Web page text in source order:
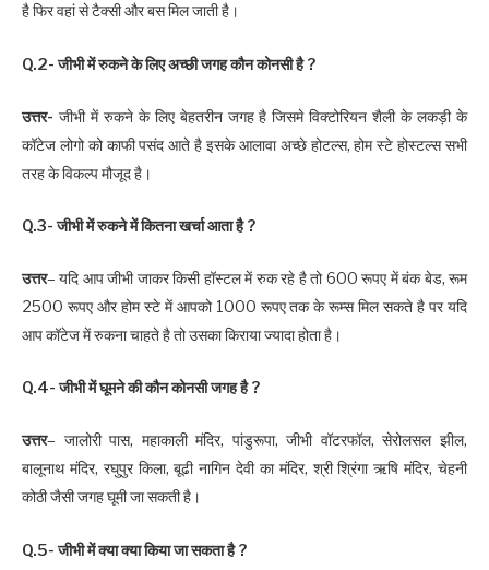
है फिर वहां से टैक्सी और बस मिल जाती है।
Q.2- जीभी में रुकने के लिए अच्छी जगह कौन कोनसी है ?
उत्तर- जीभी में रुकने के लिए बेहतरीन जगह है जिसमे विक्टोरियन शैली के लकड़ी के
कॉटेज लोगो को काफी पसंद आते है इसके आलावा अच्छे होटल्स, होम स्टे होस्टल्स सभी
तरह के विकल्प मौजूद है।
Q.3- जीभी में रुकने में कितना खर्चा आता है ?
उत्तर– यदि आप जीभी जाकर किसी हॉस्टल में रुक रहे है तो 600 रूपए में बंक बेड, रूम
2500 रूपए और होम स्टे में आपको 1000 रूपए तक के रूम्स मिल सकते है पर यदि
आप कॉटेज में रुकना चाहते है तो उसका किराया ज्यादा होता है।
Q.4- जीभी में घूमने की कौन कोनसी जगह है ?
उत्तर– जालोरी पास, महाकाली मंदिर, पांडुरूपा, जीभी वॉटरफॉल, सेरोलसल झील,
बालूनाथ मंदिर, रघुपुर किला, बूढी नागिन देवी का मंदिर, श्री श्रिंगा ऋषि मंदिर, चेहनी
कोठी जैसी जगह घूमी जा सकती है।
Q.5- जीभी में क्या क्या किया जा सकता है ?